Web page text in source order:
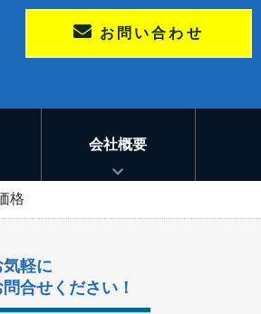
お問い合わせ
会社概要
格
気軽に
問合せください！